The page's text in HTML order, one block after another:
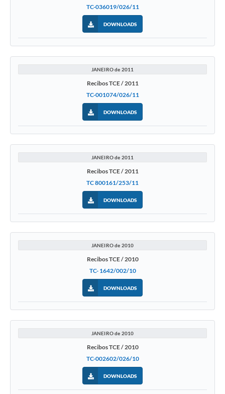
TC-036019/026/11
DOWNLOADS
JANEIRO de 2011
Recibos TCE / 2011
TC-001074/026/11
DOWNLOADS
JANEIRO de 2011
Recibos TCE / 2011
TC 800161/253/11
DOWNLOADS
JANEIRO de 2010
Recibos TCE / 2010
TC- 1642/002/10
DOWNLOADS
JANEIRO de 2010
Recibos TCE / 2010
TC-002602/026/10
DOWNLOADS